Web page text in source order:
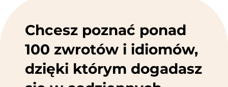
Chcesz poznać ponad
100 zwrotów i idiomów,
dzięki którym dogadasz